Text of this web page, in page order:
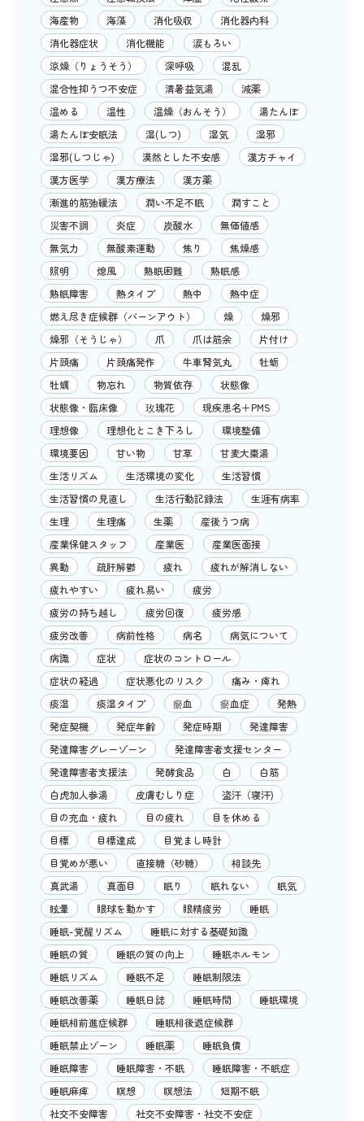
海産物
海藻 消化吸収
消化器内科
消化器症状
消化機能
涙もろい
涼燥（りょうそう）
深呼吸
混乱
混合性抑うつ不安症
清暑益気湯
減薬
温める
温性 温燥（おんそう）
湯たんぽ
湯たんぽ安眠法
湿(しつ) 湿気
湿邪
湿邪(しつじゃ)
漠然とした不安感
漢方チャイ
漢方医学
漢方療法
漢方薬
漸進的筋弛緩法
潤い不足不眠
潤すこと
災害不調
炎症 炭酸水
無価値感
無気力
無酸素運動 焦り
焦燥感
照明
熄風 熟眠困難
熟眠感
熟眠障害
熱タイプ 熱中
熱中症
燃え尽き症候群（バーンアウト）
燥
燥邪
燥邪（そうじゃ）
爪 爪は筋余
片付け
片頭痛
片頭痛発作 牛車腎気丸
牡蛎
牡蠣
物忘れ 物質依存
状態像
状態像・臨床像
玫瑰花
現疾患名＋PMS
理想像
理想化とこき下ろし
環境整備
環境要因
甘い物 甘草
甘麦大棗湯
生活リズム
生活環境の変化
生活習慣
生活習慣の見直し
生活行動記録法
生涯有病率
生理
生理痛 生薬
産後うつ病
産業保健スタッフ
産業医
産業医面接
異動
疏肝解鬱 疲れ
疲れが解消しない
疲れやすい
疲れ易い
疲労
疲労の持ち越し
疲労回復
疲労感
疲労改善
病前性格 病名
病気について
病識
症状
症状のコントロール
症状の経過
症状悪化のリスク
痛み・痺れ
痰湿
痰湿タイプ 瘀血 瘀血症
発熱
発症契機
発症年齢 発症時期
発達障害
発達障害グレーゾーン
発達障害者支援センター
発達障害者支援法
発酵食品 白
白筋
白虎加人参湯
皮膚むしり症
盗汗（寝汗)
目の充血・疲れ
目の疲れ
目を休める
目標
目標達成
目覚まし時計
目覚めが悪い
直接糖（砂糖）
相談先
真武湯
真面目 眠り 眠れない
眠気
眩暈
眼球を動かす 眼精疲労
睡眠
睡眠-覚醒リズム
睡眠に対する基礎知識
睡眠の質
睡眠の質の向上
睡眠ホルモン
睡眠リズム
睡眠不足
睡眠制限法
睡眠改善薬
睡眠日誌 睡眠時間
睡眠環境
睡眠相前進症候群
睡眠相後退症候群
睡眠禁止ゾーン
睡眠薬
睡眠負債
睡眠障害
睡眠障害・不眠
睡眠障害・不眠症
睡眠麻痺
瞑想 瞑想法
短期不眠
社交不安障害
社交不安障害・社交不安症